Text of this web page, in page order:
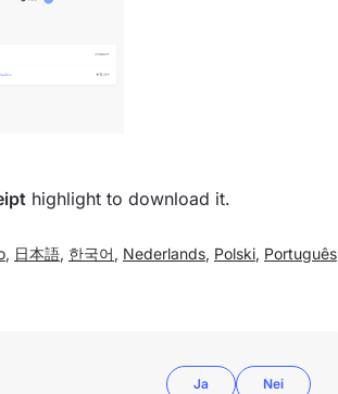
highlight to download it.
, 日本語, 한국어, Nederlands, Polski, Português
Ja Nei